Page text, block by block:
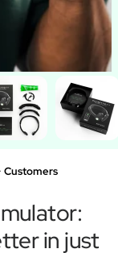
Customers
in just